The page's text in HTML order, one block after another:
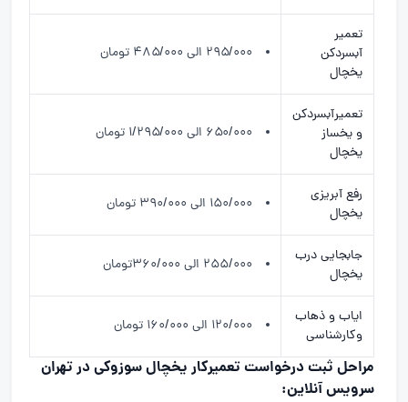
تعمیر
آبسردکن
یخچال
۲۹۵/۰۰۰ الی ۴۸۵/۰۰۰ تومان
تعمیرآبسردکن
و یخساز
یخچال
۶۵۰/۰۰۰ الی ۱/۲۹۵/۰۰۰ تومان
رفع آبریزی
یخچال
۱۵۰/۰۰۰ الی ۳۹۰/۰۰۰ تومان
جابجایی درب
یخچال
۲۵۵/۰۰۰ الی ۳۶۰/۰۰۰تومان
ایاب و ذهاب
وکارشناسی
۱۲۰/۰۰۰ الی ۱۶۰/۰۰۰ تومان
مراحل ثبت درخواست تعمیرکار یخچال سوزوکی در تهران
سرویس آنلاین: